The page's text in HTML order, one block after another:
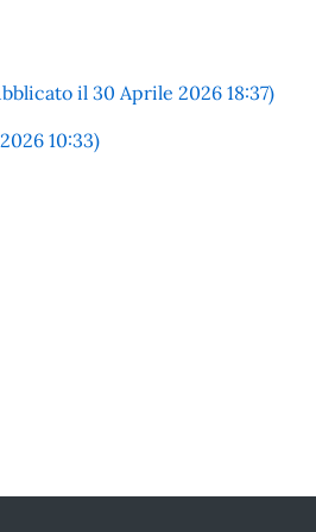
il 30 Aprile 2026 18:37)
10:33)